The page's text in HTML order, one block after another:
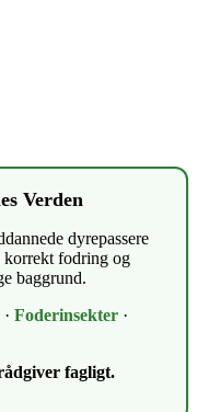
Verden
dyrepassere
korrekt fodring og
baggrund.
· Foderinsekter ·
fagligt.